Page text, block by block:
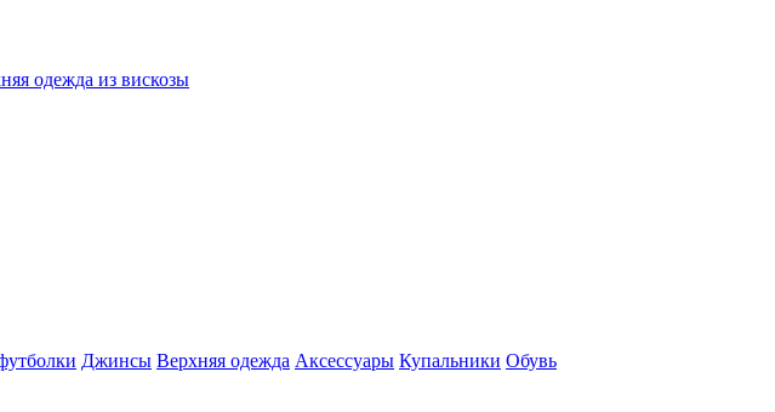
одежда из вискозы
Джинсы Верхняя одежда Аксесcуары Купальники Обувь